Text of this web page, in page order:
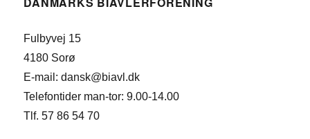
Fulbyvej 15
4180 Sorø
E-mail: dansk@biavl.dk
Telefontider man-tor: 9.00-14.00
Tlf. 57 86 54 70